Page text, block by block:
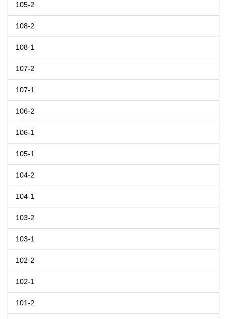
105-2
108-2
108-1
107-2
107-1
106-2
106-1
105-1
104-2
104-1
103-2
103-1
102-2
102-1
101-2